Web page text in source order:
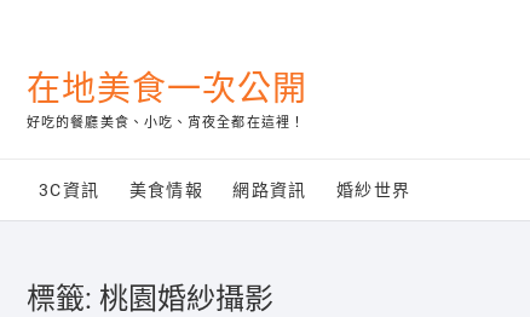
content在地美食一次公開
好吃的餐廳美食、小吃、宵夜全都在這裡！
3C資訊 美食情報 網路資訊 婚紗世界
標籤: 桃園婚紗攝影